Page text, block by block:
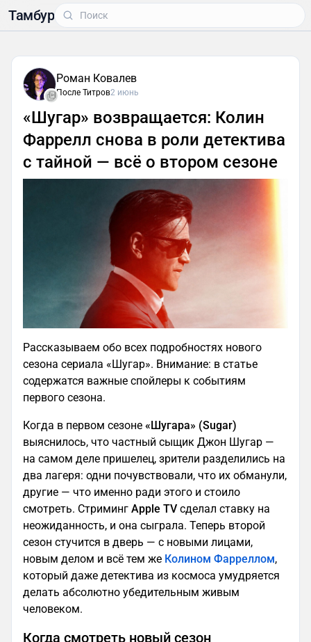
Тамбур
Роман Ковалев
После Титров2 июнь
«Шугар» возвращается: Колин
Фаррелл снова в роли детектива
с тайной — всё о втором сезоне
Рассказываем обо всех подробностях нового
сезона сериала «Шугар». Внимание: в статье
содержатся важные спойлеры к событиям
первого сезона.
Когда в первом сезоне «Шугара» (Sugar)
выяснилось, что частный сыщик Джон Шугар —
на самом деле пришелец, зрители разделились на
два лагеря: одни почувствовали, что их обманули,
другие — что именно ради этого и стоило
смотреть. Стриминг Apple TV сделал ставку на
неожиданность, и она сыграла. Теперь второй
сезон стучится в дверь — с новыми лицами,
новым делом и всё тем же Колином Фарреллом,
который даже детектива из космоса умудряется
делать абсолютно убедительным живым
человеком.
Когда смотреть новый сезон